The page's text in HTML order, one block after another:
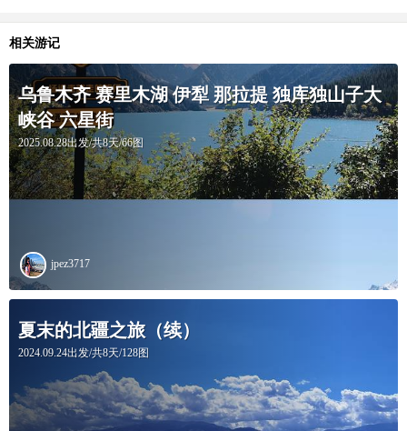
相关游记
乌鲁木齐 赛里木湖 伊犁 那拉提 独库独山子大
峡谷 六星街
2025.08.28出发/共8天/66图
jpez3717
夏末的北疆之旅（续）
2024.09.24出发/共8天/128图